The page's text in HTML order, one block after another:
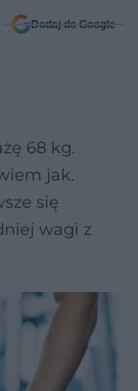
Dodaj do Google
68 kg.
jak.
się
wagi z